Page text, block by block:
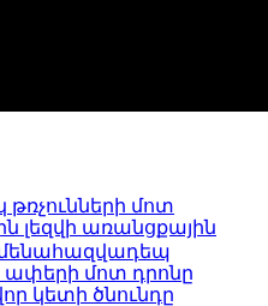
մոտ
լեզվի առանցքային
ափերի մոտ դրոնը
կետի ծնունդը